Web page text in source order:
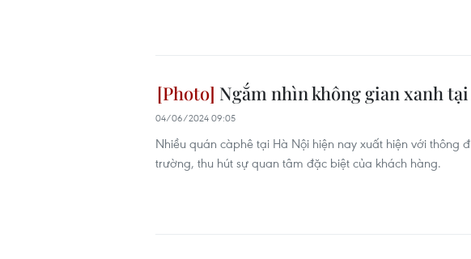
Ngắm nhìn không gian xanh
04/06/2024 09:05
Nhiều quán càphê tại Hà Nội hiện nay xuất hiện với thông
trường, thu hút sự quan tâm đặc biệt của khách hàng.